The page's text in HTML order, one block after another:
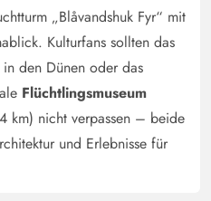
5 von 5
5 von 5
5 out of 5
03/01/2025
von dem Haus. Ein
und die
klein, mit 8 Personen gerade
Haus aber sicher
„Blåvandshuk Fyr“ mit
Kulturfans sollten das
den Dünen oder das
Flüchtlingsmuseum
km) nicht verpassen – beide
und Erlebnisse für